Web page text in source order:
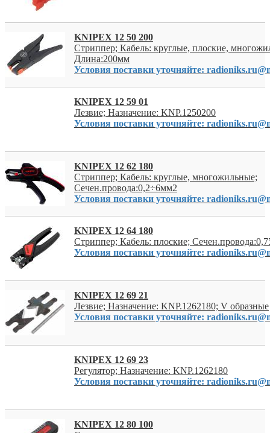
KNIPEX 12 50 200
Стриппер; Кабель: круглые, плоские,
Длина:200мм
Условия поставки уточняйте:
KNIPEX 12 59 01
Лезвие; Назначение: KNP.1250200
Условия поставки уточняйте:
KNIPEX 12 62 180
Стриппер; Кабель: круглые, многожильные;
Сечен.провода:0,2÷6мм2
Условия поставки уточняйте:
KNIPEX 12 64 180
Стриппер; Кабель: плоские;
Условия поставки уточняйте:
KNIPEX 12 69 21
Лезвие; Назначение: KNP.1262180; V образные
Условия поставки уточняйте:
KNIPEX 12 69 23
Регулятор; Назначение: KNP.1262180
Условия поставки уточняйте:
KNIPEX 12 80 100